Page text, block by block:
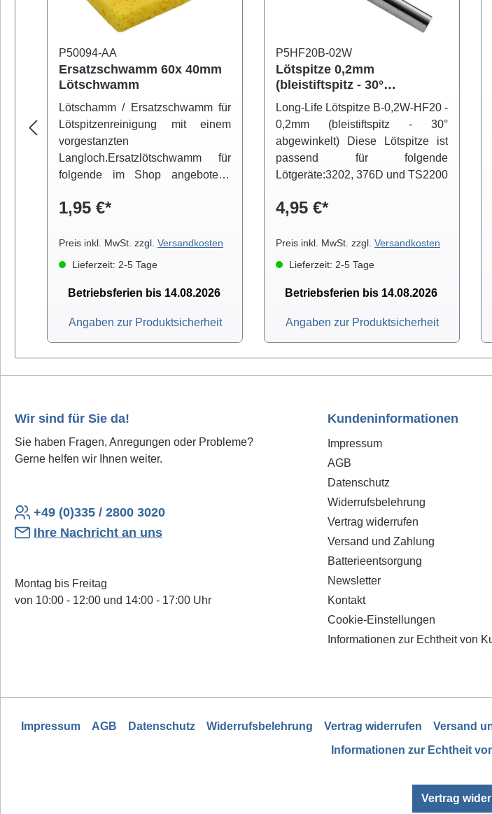
P50094-AA
Ersatzschwamm 60x 40mm
Lötschwamm
Lötschamm / Ersatzschwamm für
Lötspitzenreinigung mit einem
vorgestanzten
Langloch.Ersatzlötschwamm für
folgende im Shop angebotene
1,95 €*
Preis inkl. MwSt. zzgl. Versandkosten
Lieferzeit: 2-5 Tage
Betriebsferien bis 14.08.2026
Angaben zur Produktsicherheit
P5HF20B-02W
Lötspitze 0,2mm
(bleistiftspitz - 30°
abgewinkelt) Long-Life B-
0,2W HF20
Long-Life Lötspitze B-0,2W-HF20 -
0,2mm (bleistiftspitz - 30°
abgewinkelt) Diese Lötspitze ist
passend für folgende
Lötgeräte:3202, 376D und TS2200
4,95 €*
Preis inkl. MwSt. zzgl. Versandkosten
Lieferzeit: 2-5 Tage
Betriebsferien bis 14.08.2026
Angaben zur Produktsicherheit
Wir sind für Sie da!
Sie haben Fragen, Anregungen oder Probleme?
Gerne helfen wir Ihnen weiter.
+49 (0)335 / 2800 3020
Ihre Nachricht an uns
Montag bis Freitag
von 10:00 - 12:00 und 14:00 - 17:00 Uhr
Kundeninformationen
Impressum
AGB
Datenschutz
Widerrufsbelehrung
Vertrag widerrufen
Versand und Zahlung
Batterieentsorgung
Newsletter
Kontakt
Cookie-Einstellungen
Informationen zur Echtheit von
Impressum AGB Datenschutz Widerrufsbelehrung Vertrag widerrufen Versand
Informationen zur Echtheit
Vertrag